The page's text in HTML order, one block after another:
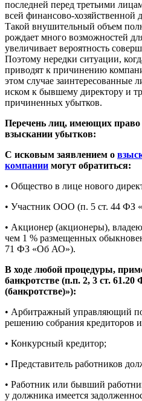
последней перед третьими
всей финансово-хозяйственной
Такой внушительный объем
рождает много возможностей
увеличивает вероятность
Поэтому нередки ситуации,
приводят к причинению
этом случае заинтересованные
иском к бывшему директору и
причиненных убытков.
Перечень лиц, имеющих право
взыскании убытков:
С исковым заявлением о
компании могут обратиться:
• Общество в лице нового
• Участник ООО (п. 5 ст. 44
• Акционер (акционеры),
чем 1 % размещенных
71 ФЗ «Об АО»).
В ходе любой процедуры,
банкротстве (п.п. 2, 3 ст. 61.20
(банкротстве)»):
• Арбитражный управляющий
решению собрания кредиторов
• Конкурсный кредитор;
• Представитель работников
• Работник или бывший
у должника имеется